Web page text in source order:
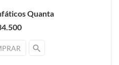
Quanta
search